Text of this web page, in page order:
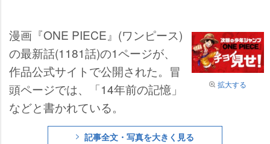
拡大する
漫画『ONE PIECE』(ワンピース)
の最新話(1181話)の1ページが、
作品公式サイトで公開された。冒
頭ページでは、「14年前の記憶」
などと書かれている。
記事全文・写真を大きく見る